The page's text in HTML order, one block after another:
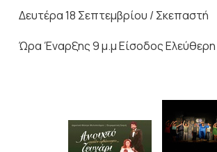
Δευτέρα 18 Σεπτεμβρίου / Σκεπαστή
Ώρα Έναρξης 9 μ.μ Είσοδος Ελεύθερη